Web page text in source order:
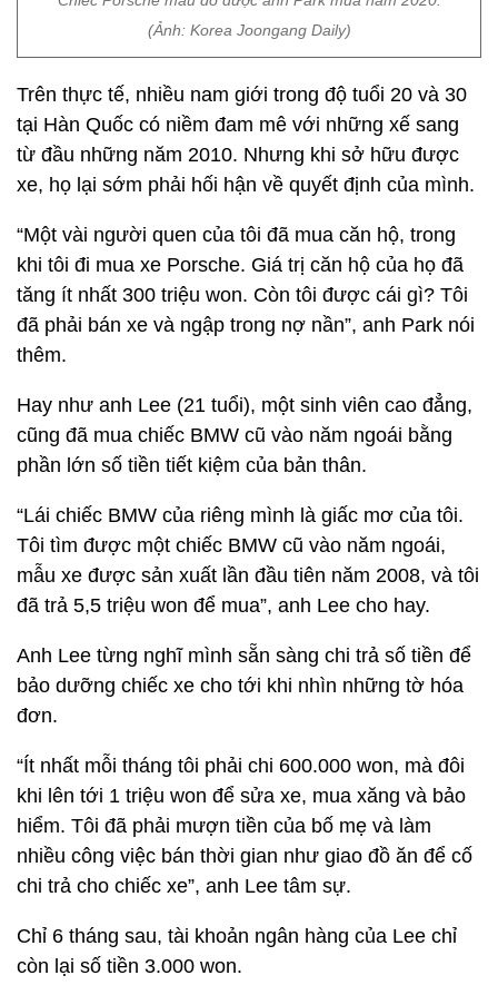
(Ảnh: Korea Joongang Daily)
Trên thực tế, nhiều nam giới trong độ tuổi 20 và 30
tại Hàn Quốc có niềm đam mê với những xế sang
từ đầu những năm 2010. Nhưng khi sở hữu được
xe, họ lại sớm phải hối hận về quyết định của mình.
“Một vài người quen của tôi đã mua căn hộ, trong
khi tôi đi mua xe Porsche. Giá trị căn hộ của họ đã
tăng ít nhất 300 triệu won. Còn tôi được cái gì? Tôi
đã phải bán xe và ngập trong nợ nần”, anh Park nói
thêm.
Hay như anh Lee (21 tuổi), một sinh viên cao đẳng,
cũng đã mua chiếc BMW cũ vào năm ngoái bằng
phần lớn số tiền tiết kiệm của bản thân.
“Lái chiếc BMW của riêng mình là giấc mơ của tôi.
Tôi tìm được một chiếc BMW cũ vào năm ngoái,
mẫu xe được sản xuất lần đầu tiên năm 2008, và tôi
đã trả 5,5 triệu won để mua”, anh Lee cho hay.
Anh Lee từng nghĩ mình sẵn sàng chi trả số tiền để
bảo dưỡng chiếc xe cho tới khi nhìn những tờ hóa
đơn.
“Ít nhất mỗi tháng tôi phải chi 600.000 won, mà đôi
khi lên tới 1 triệu won để sửa xe, mua xăng và bảo
hiểm. Tôi đã phải mượn tiền của bố mẹ và làm
nhiều công việc bán thời gian như giao đồ ăn để cố
chi trả cho chiếc xe”, anh Lee tâm sự.
Chỉ 6 tháng sau, tài khoản ngân hàng của Lee chỉ
còn lại số tiền 3.000 won.